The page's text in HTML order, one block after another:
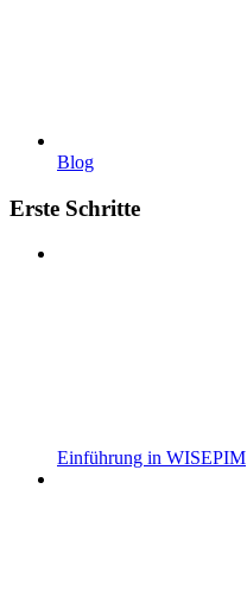
Blog
Erste Schritte
Einführung in WISEPIM